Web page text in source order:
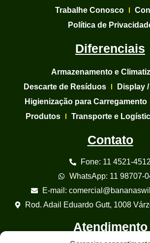
Trabalhe Conosco
Política de
Diferenciais
Armazenamento e
Descarte de Resíduos
Display
Higienização para Carregamento
Produtos
Transporte e
Contato
Fone: 11 4521-4512
WhatsApp: 11 98707-
E-mail:
Rod. Adail Eduardo Gutt, 1008
Atendimento